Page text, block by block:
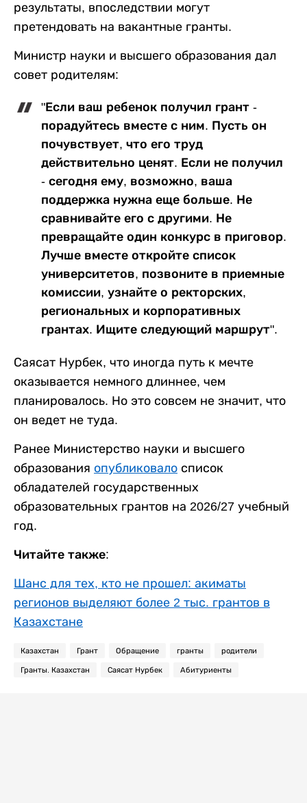
результаты, впоследствии могут
претендовать на вакантные гранты.
Министр науки и высшего образования дал
совет родителям:
"Если ваш ребенок получил грант -
порадуйтесь вместе с ним. Пусть он
почувствует, что его труд
действительно ценят. Если не получил
- сегодня ему, возможно, ваша
поддержка нужна еще больше. Не
сравнивайте его с другими. Не
превращайте один конкурс в приговор.
Лучше вместе откройте список
университетов, позвоните в приемные
комиссии, узнайте о ректорских,
региональных и корпоративных
грантах. Ищите следующий маршрут".
Саясат Нурбек, что иногда путь к мечте
оказывается немного длиннее, чем
планировалось. Но это совсем не значит, что
он ведет не туда.
Ранее Министерство науки и высшего
образования опубликовало список
обладателей государственных
образовательных грантов на 2026/27 учебный
год.
Читайте также:
Шанс для тех, кто не прошел: акиматы
регионов выделяют более 2 тыс. грантов в
Казахстане
Казахстан Грант Обращение гранты родители
Гранты. Казахстан Саясат Нурбек Абитуриенты